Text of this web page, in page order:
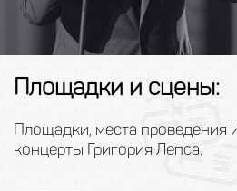
Площадки и сцены:
Площадки, места проведения
концерты Григория Лепса.